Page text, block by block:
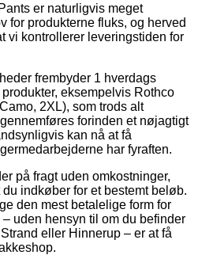
er naturligvis meget
for produkterne fluks, og herved
vi kontrollerer leveringstiden for
frembyder 1 hverdags
eksempelvis Rothco
2XL), som trods alt
forinden et nøjagtigt
kan nå at få
har fyraften.
på fragt uden omkostninger,
indkøber for et bestemt beløb.
den mest betalelige form for
uden hensyn til om du befinder
eller Hinnerup – er at få